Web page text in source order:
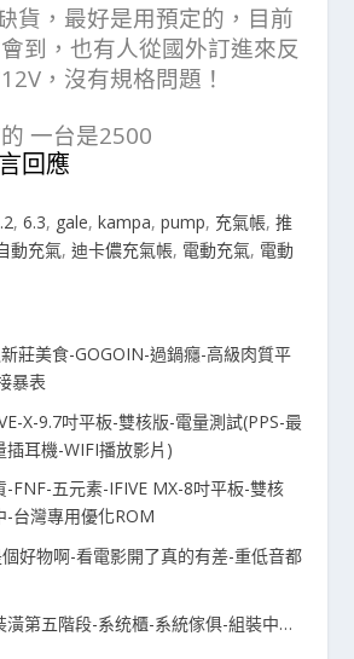
貨，最好是用預定的，目前
到，也有人從國外訂進來反
，沒有規格問題！
一台是2500
回應
,6.3, gale,kampa,pump, 充氣帳,推
動充氣,迪卡儂充氣帳, 電動充氣, 電動
莊美食-GOGOIN-過鍋癮-高級肉質平
暴表
X-9.7吋平板-雙核版-電量測試(PPS-最
插耳機-WIFI播放影片)
-FNF-五元素-IFIVE MX-8吋平板-雙核
-台灣專用優化ROM
好物啊-看電影開了真的有差-重低音都
潢第五階段-系统櫃-系統傢俱-組裝中…